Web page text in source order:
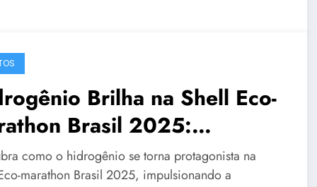
Brilha na Shell Eco-
Brasil 2025:
Sustentável
como o hidrogênio se torna protagonista na
marathon Brasil 2025, impulsionando a